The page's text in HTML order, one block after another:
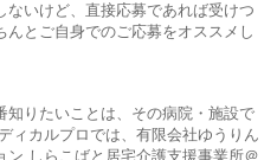
いけど、直接応募であれば受けつ
とご自身でのご応募をオススメし
知りたいことは、その病院・施設で
ィカルプロでは、有限会社ゆうりん
しらこばと居宅介護支援事業所＠